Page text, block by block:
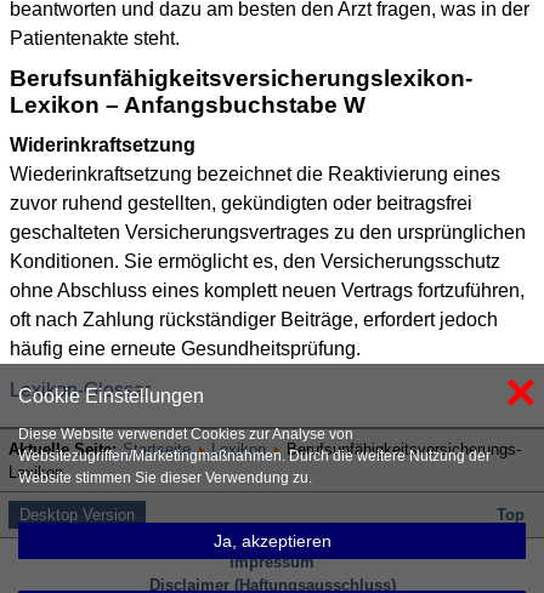
beantworten und dazu am besten den Arzt fragen, was in der
Patientenakte steht.
Berufsunfähigkeitsversicherungslexikon-
Lexikon – Anfangsbuchstabe W
Widerinkraftsetzung
Wiederinkraftsetzung bezeichnet die Reaktivierung eines
zuvor ruhend gestellten, gekündigten oder beitragsfrei
geschalteten Versicherungsvertrages zu den ursprünglichen
Konditionen. Sie ermöglicht es, den Versicherungsschutz
ohne Abschluss eines komplett neuen Vertrags fortzuführen,
oft nach Zahlung rückständiger Beiträge, erfordert jedoch
häufig eine erneute Gesundheitsprüfung.
Lexikon-Glossar
Aktuelle Seite: Startseite Lexikon
Berufsunfähigkeitsversicherungs-
Lexikon
Desktop Version Top
Impressum
Disclaimer (Haftungsausschluss)
×
Cookie Einstellungen
Diese Website verwendet Cookies zur Analyse von
Websitezugriffen/Marketingmaßnahmen. Durch die weitere Nutzung der
Website stimmen Sie dieser Verwendung zu.
Ja, akzeptieren